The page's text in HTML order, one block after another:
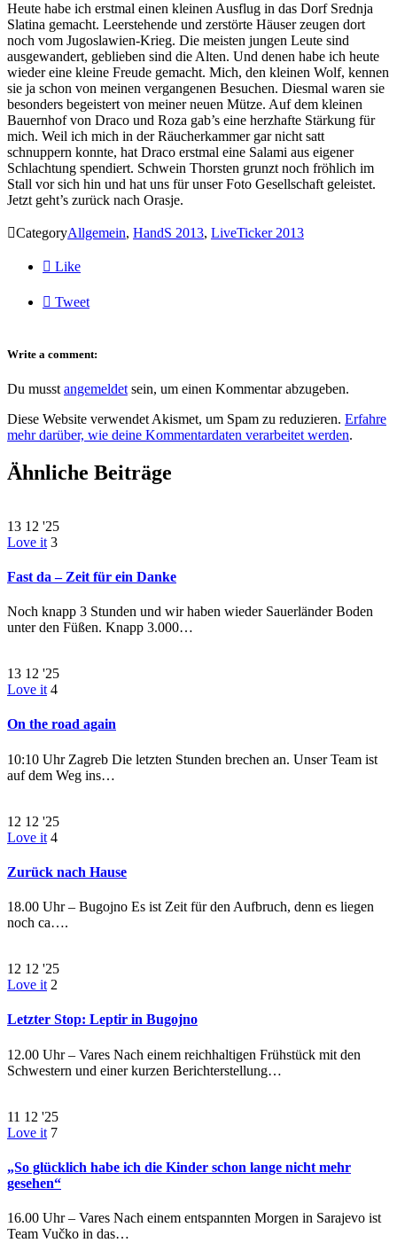
Heute habe ich erstmal einen kleinen Ausflug in das Dorf Srednja
Slatina gemacht. Leerstehende und zerstörte Häuser zeugen dort
noch vom Jugoslawien-Krieg. Die meisten jungen Leute sind
ausgewandert, geblieben sind die Alten. Und denen habe ich heute
wieder eine kleine Freude gemacht. Mich, den kleinen Wolf, kennen
sie ja schon von meinen vergangenen Besuchen. Diesmal waren sie
besonders begeistert von meiner neuen Mütze. Auf dem kleinen
Bauernhof von Draco und Roza gab’s eine herzhafte Stärkung für
mich. Weil ich mich in der Räucherkammer gar nicht satt
schnuppern konnte, hat Draco erstmal eine Salami aus eigener
Schlachtung spendiert. Schwein Thorsten grunzt noch fröhlich im
Stall vor sich hin und hat uns für unser Foto Gesellschaft geleistet.
Jetzt geht’s zurück nach Orasje.
CategoryAllgemein, HandS 2013, LiveTicker 2013
 Like
 Tweet
Write a comment:
Du musst angemeldet sein, um einen Kommentar abzugeben.
Diese Website verwendet Akismet, um Spam zu reduzieren. Erfahre
mehr darüber, wie deine Kommentardaten verarbeitet werden.
Ähnliche Beiträge
13 12 '25
Love it 3
Fast da – Zeit für ein Danke
Noch knapp 3 Stunden und wir haben wieder Sauerländer Boden
unter den Füßen. Knapp 3.000…
13 12 '25
Love it 4
On the road again
10:10 Uhr Zagreb Die letzten Stunden brechen an. Unser Team ist
auf dem Weg ins…
12 12 '25
Love it 4
Zurück nach Hause
18.00 Uhr – Bugojno Es ist Zeit für den Aufbruch, denn es liegen
noch ca….
12 12 '25
Love it 2
Letzter Stop: Leptir in Bugojno
12.00 Uhr – Vares Nach einem reichhaltigen Frühstück mit den
Schwestern und einer kurzen Berichterstellung…
11 12 '25
Love it 7
„So glücklich habe ich die Kinder schon lange nicht mehr
gesehen“
16.00 Uhr – Vares Nach einem entspannten Morgen in Sarajevo ist
Team Vučko in das…